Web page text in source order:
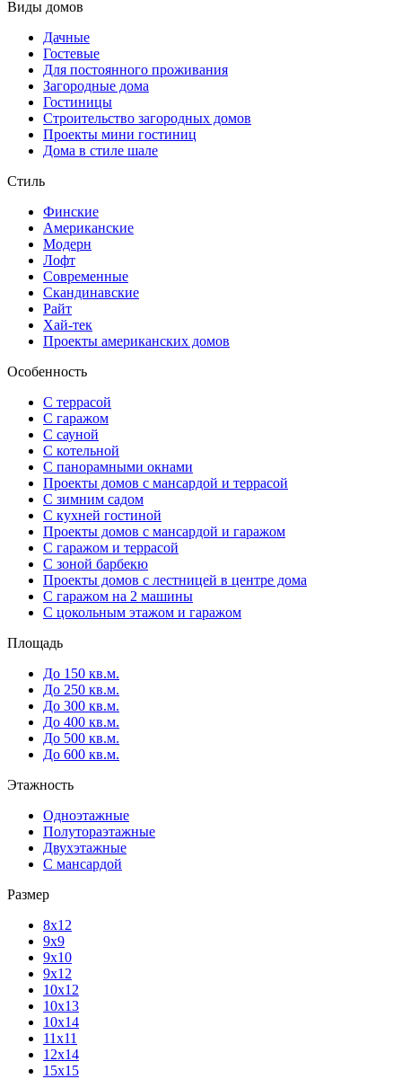
Виды домов
Дачные
Гостевые
Для постоянного проживания
Загородные дома
Гостиницы
Строительство загородных домов
Проекты мини гостиниц
Дома в стиле шале
Стиль
Финские
Американские
Модерн
Лофт
Современные
Скандинавские
Райт
Хай-тек
Проекты американских домов
Особенность
С террасой
С гаражом
С сауной
С котельной
С панорамными окнами
Проекты домов с мансардой и террасой
С зимним садом
С кухней гостиной
Проекты домов с мансардой и гаражом
С гаражом и террасой
С зоной барбекю
Проекты домов с лестницей в центре дома
С гаражом на 2 машины
С цокольным этажом и гаражом
Площадь
До 150 кв.м.
До 250 кв.м.
До 300 кв.м.
До 400 кв.м.
До 500 кв.м.
До 600 кв.м.
Этажность
Одноэтажные
Полутораэтажные
Двухэтажные
С мансардой
Размер
8х12
9х9
9х10
9х12
10х12
10х13
10х14
11х11
12х14
15х15